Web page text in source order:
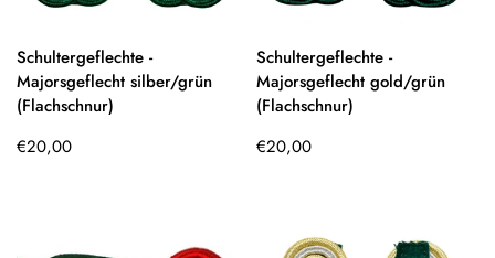
Schultergeflechte -
Majorsgeflecht silber/grün
(Flachschnur)
Regulärer
€20,00
Schultergeflechte -
Majorsgeflecht gold/grün
(Flachschnur)
Regulärer
€20,00